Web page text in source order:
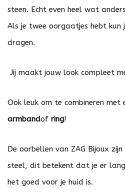
steen. Echt even heel wat
Als je twee oorgaatjes hebt kun
dragen.
Jij maakt jouw look compleet
Ook leuk om te combineren met
armbandof ring!
De oorbellen van ZAG Bijoux
steel, dit betekent dat je er
het goed voor je huid is.